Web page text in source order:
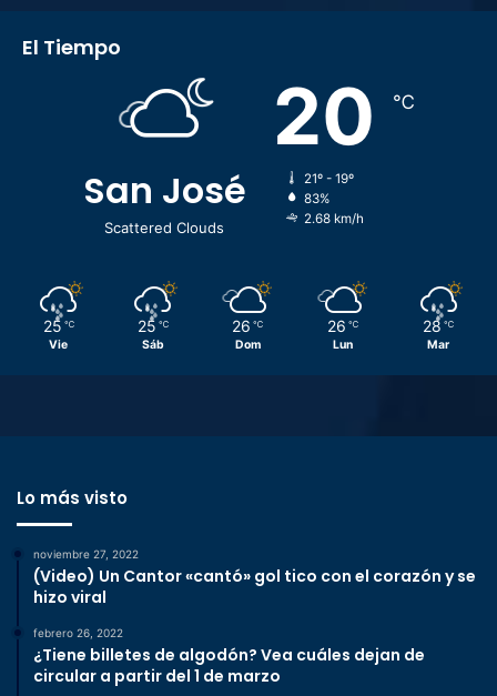
El Tiempo
San José
Scattered Clouds
20 ℃
21º - 19º
83%
2.68 km/h
25 ℃
Vie
25 ℃
Sáb
26 ℃
Dom
26 ℃
Lun
28 ℃
Mar
Lo más visto
noviembre 27, 2022
(Video) Un Cantor «cantó» gol tico con el corazón y se
hizo viral
febrero 26, 2022
¿Tiene billetes de algodón? Vea cuáles dejan de
circular a partir del 1 de marzo